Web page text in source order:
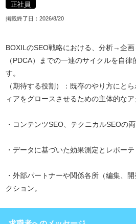
正社員
掲載終了日： 2026/8/20
BOXILのSEO戦略における、分析→企
（PDCA）までの一連のサイクルを自
す。
（期待する役割）：既存のやり方にと
ィアをグロースさせるための主体的なア
・コンテンツSEO、テクニカルSEOの
・データに基づいた効果測定とレポーテ
・外部パートナーや関係各所（編集、
クション。